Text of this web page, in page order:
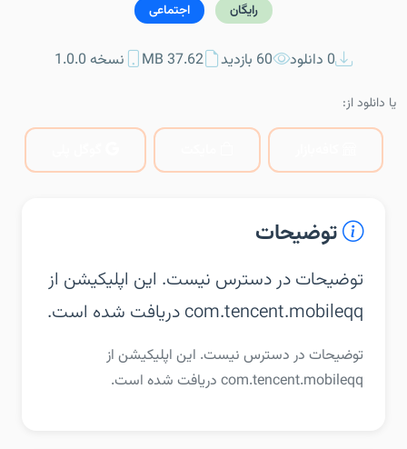
رایگان اجتماعی
0 دانلود 60 بازدید 37.62 MB نسخه 1.0.0
یا دانلود از:
توضیحات
توضیحات در دسترس نیست. این اپلیکیشن از
com.tencent.mobileqq دریافت شده است.
توضیحات در دسترس نیست. این اپلیکیشن از
com.tencent.mobileqq دریافت شده است.